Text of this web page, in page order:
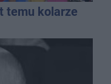
temu kolarze